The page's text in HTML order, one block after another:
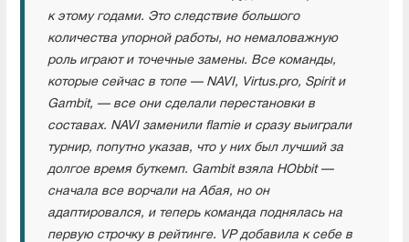
к этому годами. Это следствие большого
количества упорной работы, но немаловажную
роль играют и точечные замены. Все команды,
которые сейчас в топе — NAVI, Virtus.pro, Spirit и
Gambit, — все они сделали перестановки в
составах. NAVI заменили flamie и сразу выиграли
турнир, попутно указав, что у них был лучший за
долгое время буткемп. Gambit взяла HObbit —
сначала все ворчали на Абая, но он
адаптировался, и теперь команда поднялась на
первую строчку в рейтинге. VP добавила к себе в